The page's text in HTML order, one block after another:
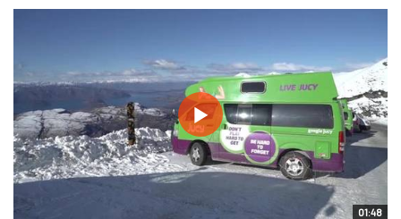
01:48